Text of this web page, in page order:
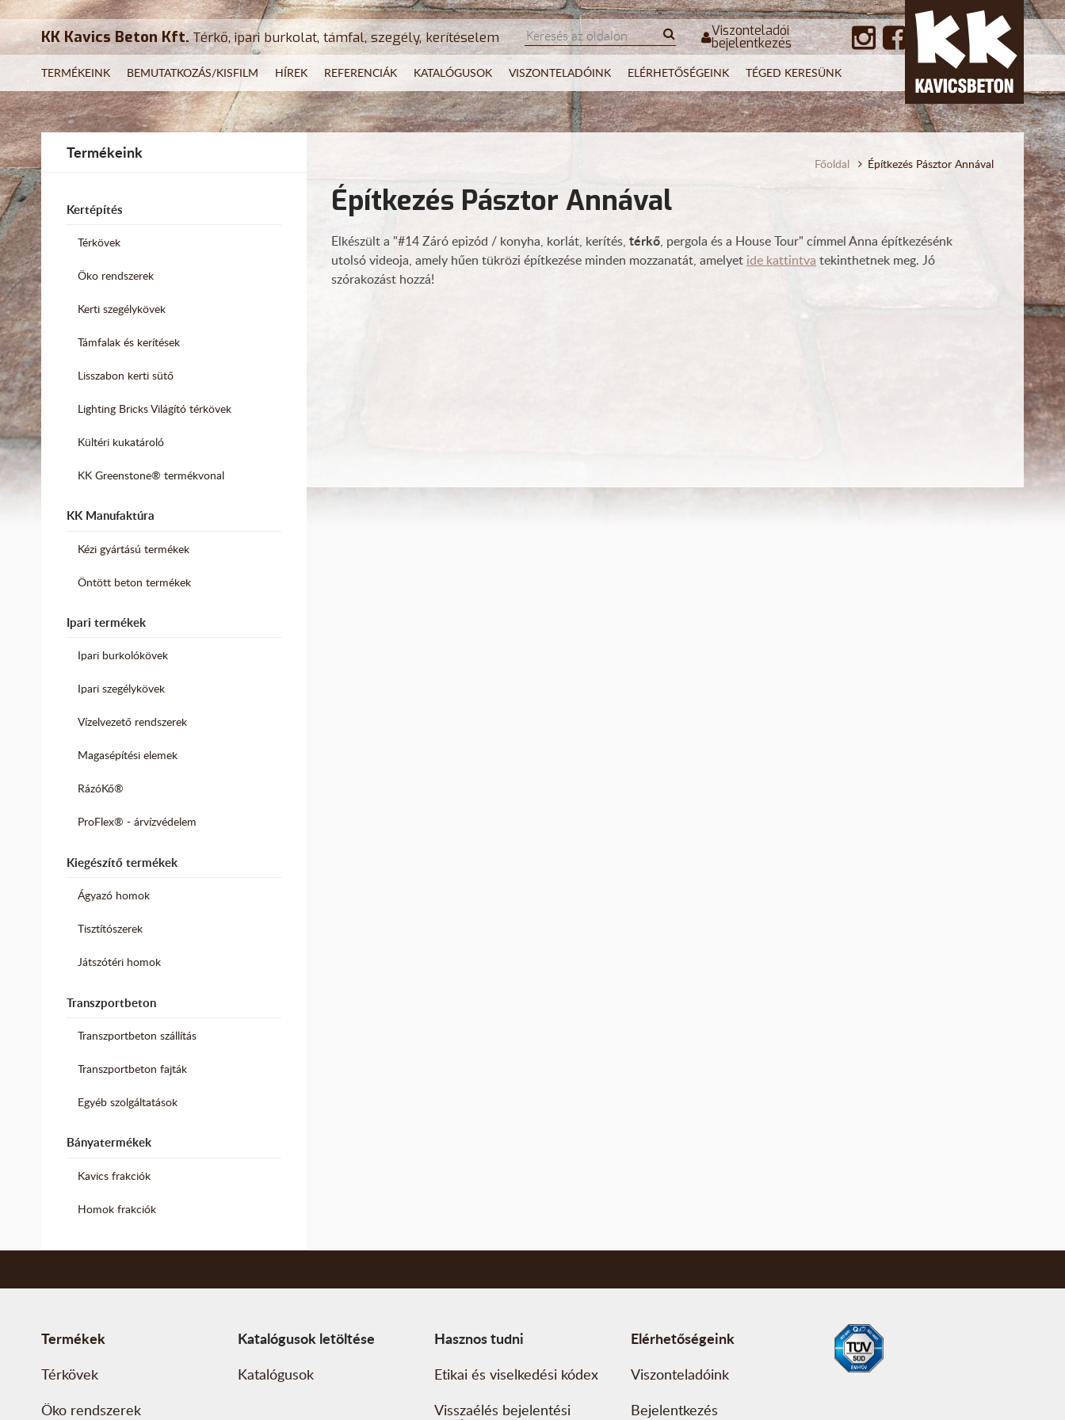
KK Kavics Beton Kft.Térkő, ipari burkolat, támfal, szegély, kerítéselem Viszonteladói
bejelentkezés
TERMÉKEINK BEMUTATKOZÁS/KISFILM HÍREK REFERENCIÁK KATALÓGUSOK VISZONTELADÓINK ELÉRHETŐSÉGEINK TÉGED KERESÜNK
Termékeink
Kertépítés
Térkövek
Öko rendszerek
Kerti szegélykövek
Támfalak és kerítések
Lisszabon kerti sütő
Lighting Bricks Világító térkövek
Kültéri kukatároló
KK Greenstone® termékvonal
KK Manufaktúra
Kézi gyártású termékek
Öntött beton termékek
Ipari termékek
Ipari burkolókövek
Ipari szegélykövek
Vízelvezető rendszerek
Magasépítési elemek
RázóKő®
ProFlex® - árvízvédelem
Kiegészítő termékek
Ágyazó homok
Tisztítószerek
Játszótéri homok
Transzportbeton
Transzportbeton szállítás
Transzportbeton fajták
Egyéb szolgáltatások
Bányatermékek
Kavics frakciók
Homok frakciók
Főoldal Építkezés Pásztor Annával
Építkezés Pásztor Annával
Elkészült a "#14 Záró epizód / konyha, korlát, kerítés, térkő, pergola és a House Tour" címmel Anna építkezésénk
utolsó videoja, amely hűen tükrözi építkezése minden mozzanatát, amelyet ide kattintva tekinthetnek meg. Jó
szórakozást hozzá!
Termékek
Térkövek
Öko rendszerek
Katalógusok letöltése
Katalógusok
Hasznos tudni
Etikai és viselkedési kódex
Visszaélés bejelentési
Elérhetőségeink
Viszonteladóink
Bejelentkezés